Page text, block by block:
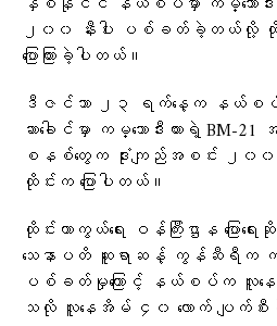
၂၀၀ နီးပါး ပစ်ခတ်ခဲ့တယ်
ပြောကြားခဲ့ပါတယ်။
ဒီဇင်ဘာ ၂၃ ရက်နေ့က နယ်စ
ဆာခေါင်မှာ ကမ္ဘောဒီးယားရဲ့
စနစ်တွေက ဒုံးကျည်အစင်း ၂၀
ထိုင်းက ပြောပါတယ်။
ထိုင်းကာကွယ်ရေး ဝန်ကြီးဌာန ပြော
သေနာပတိ ဆူရာဆန့် ကွန်ဆီရီက ကမ္ဘ
ပစ်ခတ်မှုကြောင့် နယ်စပ်က လူ
သလို လူနေအိမ် ၄၀ လောက် ပျက်